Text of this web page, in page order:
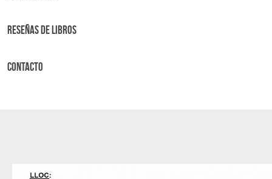
Reseñas de libros
Contacto